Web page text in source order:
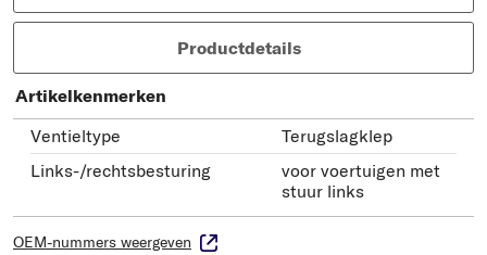
Productdetails
Artikelkenmerken
Ventieltype
Terugslagklep
Links-/rechtsbesturing
voor voertuigen met
stuur links
OEM-nummers weergeven